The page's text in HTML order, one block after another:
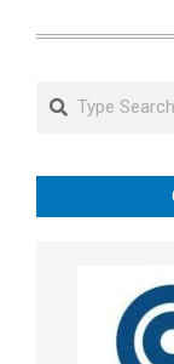
Search